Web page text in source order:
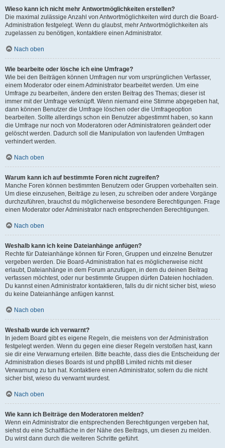
Wieso kann ich nicht mehr Antwortmöglichkeiten erstellen?
Die maximal zulässige Anzahl von Antwortmöglichkeiten wird durch die Board-
Administration festgelegt. Wenn du glaubst, mehr Antwortmöglichkeiten als
zugelassen zu benötigen, kontaktiere einen Administrator.
Nach oben
Wie bearbeite oder lösche ich eine Umfrage?
Wie bei den Beiträgen können Umfragen nur vom ursprünglichen Verfasser,
einem Moderator oder einem Administrator bearbeitet werden. Um eine
Umfrage zu bearbeiten, ändere den ersten Beitrag des Themas; dieser ist
immer mit der Umfrage verknüpft. Wenn niemand eine Stimme abgegeben hat,
dann können Benutzer die Umfrage löschen oder die Umfrageoption
bearbeiten. Sollte allerdings schon ein Benutzer abgestimmt haben, so kann
die Umfrage nur noch von Moderatoren oder Administratoren geändert oder
gelöscht werden. Dadurch soll die Manipulation von laufenden Umfragen
verhindert werden.
Nach oben
Warum kann ich auf bestimmte Foren nicht zugreifen?
Manche Foren können bestimmten Benutzern oder Gruppen vorbehalten sein.
Um diese einzusehen, Beiträge zu lesen, zu schreiben oder andere Vorgänge
durchzuführen, brauchst du möglicherweise besondere Berechtigungen. Frage
einen Moderator oder Administrator nach entsprechenden Berechtigungen.
Nach oben
Weshalb kann ich keine Dateianhänge anfügen?
Rechte für Dateianhänge können für Foren, Gruppen und einzelne Benutzer
vergeben werden. Die Board-Administration hat es möglicherweise nicht
erlaubt, Dateianhänge in dem Forum anzufügen, in dem du deinen Beitrag
verfassen möchtest, oder nur bestimmte Gruppen dürfen Dateien hochladen.
Du kannst einen Administrator kontaktieren, falls du dir nicht sicher bist, wieso
du keine Dateianhänge anfügen kannst.
Nach oben
Weshalb wurde ich verwarnt?
In jedem Board gibt es eigene Regeln, die meistens von der Administration
festgelegt werden. Wenn du gegen eine dieser Regeln verstoßen hast, kann
sie dir eine Verwarnung erteilen. Bitte beachte, dass dies die Entscheidung der
Administration dieses Boards ist und phpBB Limited nichts mit dieser
Verwarnung zu tun hat. Kontaktiere einen Administrator, sofern du die nicht
sicher bist, wieso du verwarnt wurdest.
Nach oben
Wie kann ich Beiträge den Moderatoren melden?
Wenn ein Administrator die entsprechenden Berechtigungen vergeben hat,
siehst du eine Schaltfläche in der Nähe des Beitrags, um diesen zu melden.
Du wirst dann durch die weiteren Schritte geführt.